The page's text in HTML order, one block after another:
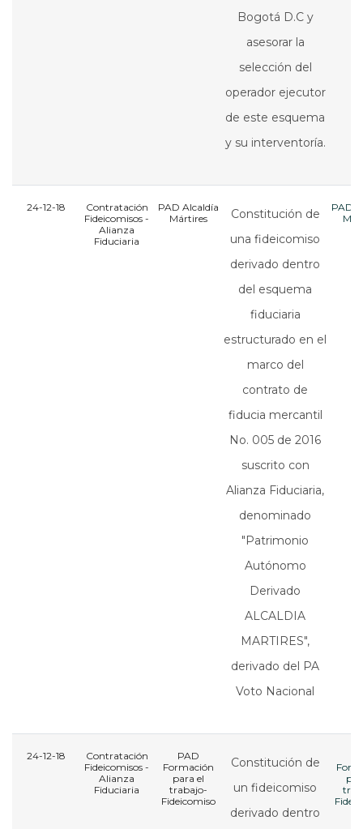
Bogotá D.C y
asesorar la
selección del
operador ejecutor
de este esquema
y su interventoría.
24-12-18
Contratación
Fideicomisos -
Alianza
Fiduciaria
PAD Alcaldía
Mártires
Constitución de
una fideicomiso
derivado dentro
del esquema
fiduciaria
estructurado en el
marco del
contrato de
fiducia mercantil
No. 005 de 2016
suscrito con
Alianza Fiduciaria,
denominado
"Patrimonio
Autónomo
Derivado
ALCALDIA
MARTIRES",
derivado del PA
Voto Nacional
PAD
24-12-18
Contratación
Fideicomisos -
Alianza
Fiduciaria
PAD
Formación
para el
trabajo-
Fideicomiso
Constitución de
un fideicomiso
derivado dentro